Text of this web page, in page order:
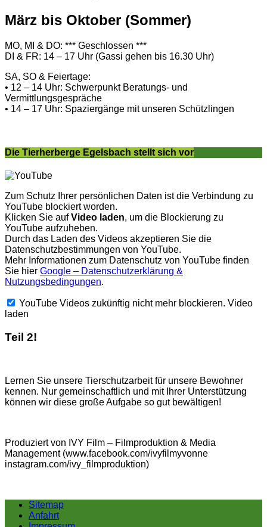
März bis Oktober (Sommer)
MO, MI & DO: *** Geschlossen ***
DI & FR: 14 – 17 Uhr (Gassi gehen bis 16.30 Uhr)
SA, SO & Feiertage:
• 12 – 14 Uhr: Schwerpunkt Beratungs- und
Vermittlungsgespräche
• 14 – 17 Uhr: Spaziergänge mit unseren Schützlingen
Die Tierherberge Egelsbach stellt sich vor
Zum Schutz Ihrer persönlichen Daten ist die Verbindung zu
YouTube blockiert worden.
Klicken Sie aufVideo laden, um die Blockierung zu
YouTube aufzuheben.
Durch das Laden des Videos akzeptieren Sie die
Datenschutzbestimmungen von YouTube.
Mehr Informationen zum Datenschutz von YouTube finden
Sie hier Google – Datenschutzerklärung &
Nutzungsbedingungen.
YouTube Videos zukünftig nicht mehr blockieren. Video
laden
Teil 2!
Lernen Sie unsere Tierschutzarbeit für unsere Bewohner
kennen. Nur gemeinschaftlich und mit Ihrer Unterstützung
können wir diese große Aufgabe so gut bewältigen!
Produziert von IVY Film – Filmproduktion & Media
Management (www.facebook.com/ivyfilmyvonne
instagram.com/ivy_filmproduktion)
Sitemap
Anfahrt